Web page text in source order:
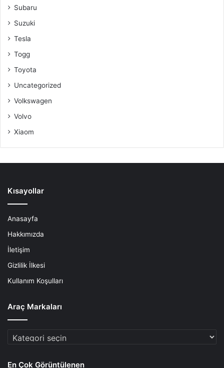
Subaru
Suzuki
Tesla
Togg
Toyota
Uncategorized
Volkswagen
Volvo
Xiaom
Kısayollar
Anasayfa
Hakkımızda
İletişim
Gizlilik İlkesi
Kullanım Koşulları
Araç Markaları
Araç
En Çok Görüntülenen